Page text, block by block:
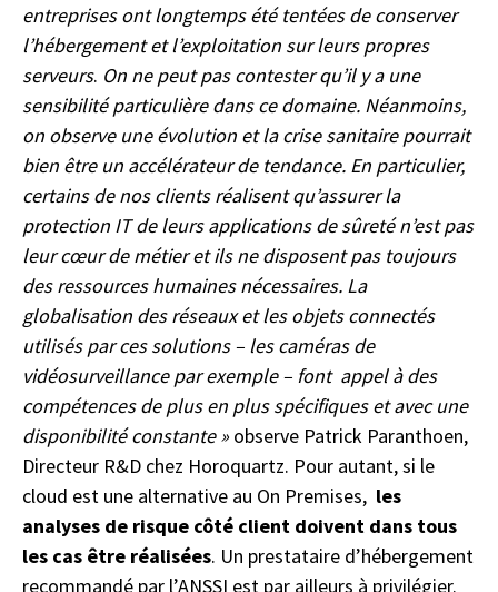
entreprises ont longtemps été tentées de conserver
l’hébergement et l’exploitation sur leurs propres
serveurs. On ne peut pas contester qu’il y a une
sensibilité particulière dans ce domaine. Néanmoins,
on observe une évolution et la crise sanitaire pourrait
bien être un accélérateur de tendance. En particulier,
certains de nos clients réalisent qu’assurer la
protection IT de leurs applications de sûreté n’est pas
leur cœur de métier et ils ne disposent pas toujours
des ressources humaines nécessaires. La
globalisation des réseaux et les objets connectés
utilisés par ces solutions – les caméras de
vidéosurveillance par exemple – font appel à des
compétences de plus en plus spécifiques et avec une
disponibilité constante » observe Patrick Paranthoen,
Directeur R&D chez Horoquartz. Pour autant, si le
cloud est une alternative au On Premises, les
analyses de risque côté client doivent dans tous
les cas être réalisées. Un prestataire d’hébergement
recommandé par l’ANSSI est par ailleurs à privilégier.